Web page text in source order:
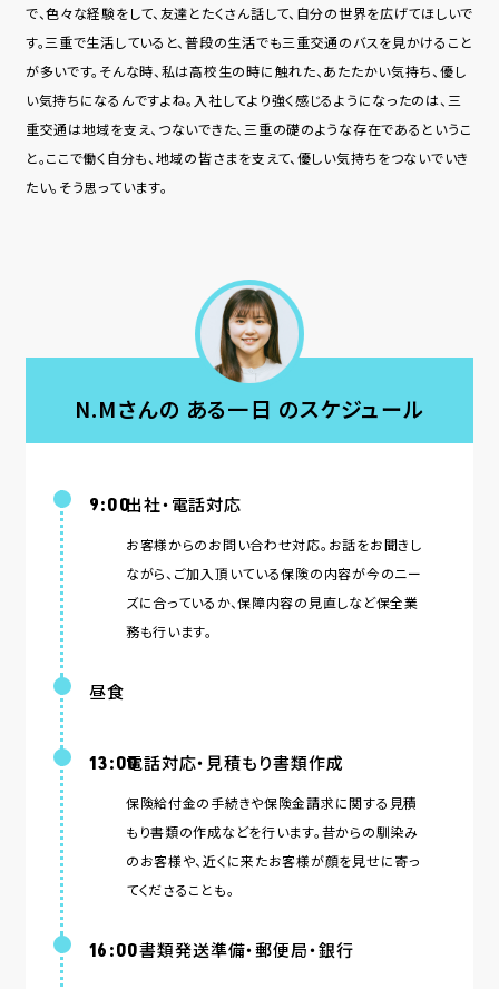
で、⾊々な経験をして、友達とたくさん話して、⾃分の世界を広げてほしいで
す。三重で⽣活していると、普段の⽣活でも三重交通のバスを⾒かけること
が多いです。そんな時、私は⾼校⽣の時に触れた、あたたかい気持ち、優し
い気持ちになるんですよね。⼊社してより強く感じるようになったのは、三
重交通は地域を⽀え、つないできた、三重の礎のような存在であるというこ
と。ここで働く⾃分も、地域の皆さまを⽀えて、優しい気持ちをつないでいき
たい。そう思っています。
N.Mさんの ある一日 のスケジュール
9:00出社・電話対応
お客様からのお問い合わせ対応。お話をお聞きし
ながら、ご加⼊頂いている保険の内容が今のニー
ズに合っているか、保障内容の⾒直しなど保全業
務も⾏います。
昼食
13:00電話対応・⾒積もり書類作成
保険給付⾦の⼿続きや保険⾦請求に関する⾒積
もり書類の作成などを⾏います。昔からの馴染み
のお客様や、近くに来たお客様が顔を⾒せに寄っ
てくださることも。
16:00書類発送準備・郵便局・銀⾏